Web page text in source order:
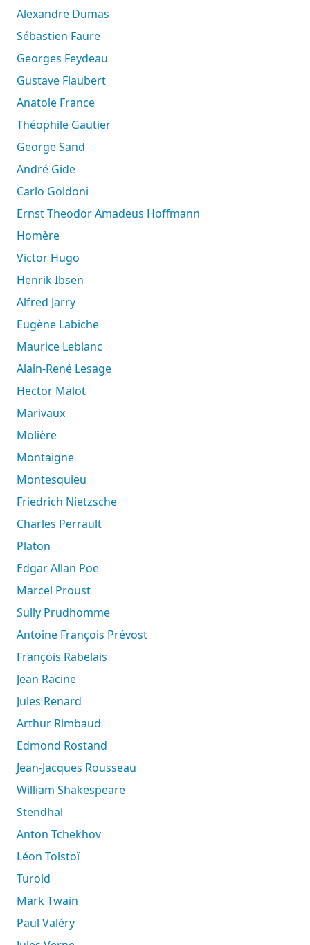
Alexandre Dumas
Sébastien Faure
Georges Feydeau
Gustave Flaubert
Anatole France
Théophile Gautier
George Sand
André Gide
Carlo Goldoni
Ernst Theodor Amadeus Hoffmann
Homère
Victor Hugo
Henrik Ibsen
Alfred Jarry
Eugène Labiche
Maurice Leblanc
Alain-René Lesage
Hector Malot
Marivaux
Molière
Montaigne
Montesquieu
Friedrich Nietzsche
Charles Perrault
Platon
Edgar Allan Poe
Marcel Proust
Sully Prudhomme
Antoine François Prévost
François Rabelais
Jean Racine
Jules Renard
Arthur Rimbaud
Edmond Rostand
Jean-Jacques Rousseau
William Shakespeare
Stendhal
Anton Tchekhov
Léon Tolstoï
Turold
Mark Twain
Paul Valéry